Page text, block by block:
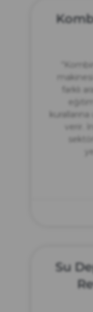
farklı
verir.
Su